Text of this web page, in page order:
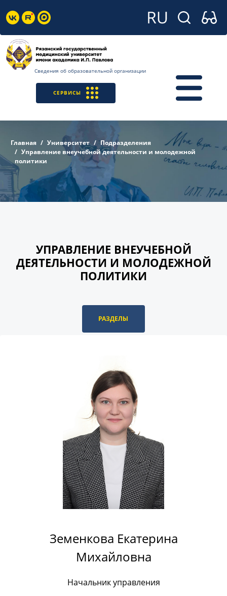
Сведения об образовательной организации
СЕРВИСЫ
Главная Университет
Подразделения
Управление внеучебной деятельности и молодежной
политики
УПРАВЛЕНИЕ ВНЕУЧЕБНОЙ
ДЕЯТЕЛЬНОСТИ И МОЛОДЕЖНОЙ
ПОЛИТИКИ
РАЗДЕЛЫ
Земенкова Екатерина
Михайловна
Начальник управления